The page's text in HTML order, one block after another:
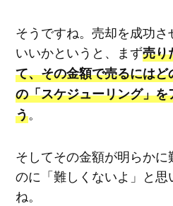
そうですね。売却を成功
いいかというと、まず売り
て、その金額で売るには
の「スケジューリング」
う。
そしてその金額が明らか
のに「難しくないよ」と
ね。